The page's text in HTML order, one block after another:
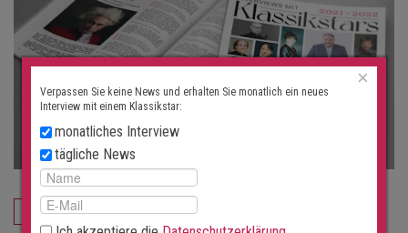
JETZT BESTELLEN
×
Verpassen Sie keine News und erhalten Sie monatlich ein neues
Interview mit einem Klassikstar:
monatliches Interview
tägliche News